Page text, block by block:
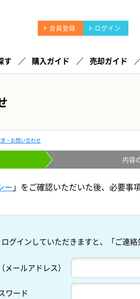
会員登録 ログイン
す 購入ガイド 売却ガイド
・お問い合わせ
内容
ー 」をご確認いただいた後、必要事
ログインしていただきますと、「ご連
メールアドレス）
ワード